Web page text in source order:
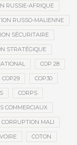
RUSSIE-AFRIQUE
RUSSO-MALIENNE
SÉCURITAIRE
STRATÉGIQUE
COP 28
COP29 COP30
CORPS
COMMERCIAUX
CORRUPTION MALI
COTON